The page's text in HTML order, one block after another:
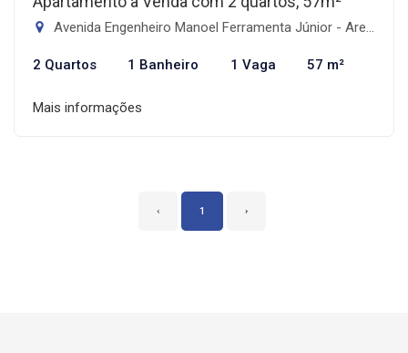
Avenida Engenheiro Manoel Ferramenta Júnior - Areia Branca, Santos-SP
2 Quartos 1 Banheiro 1 Vaga 57 m²
Mais informações
‹ 1 ›